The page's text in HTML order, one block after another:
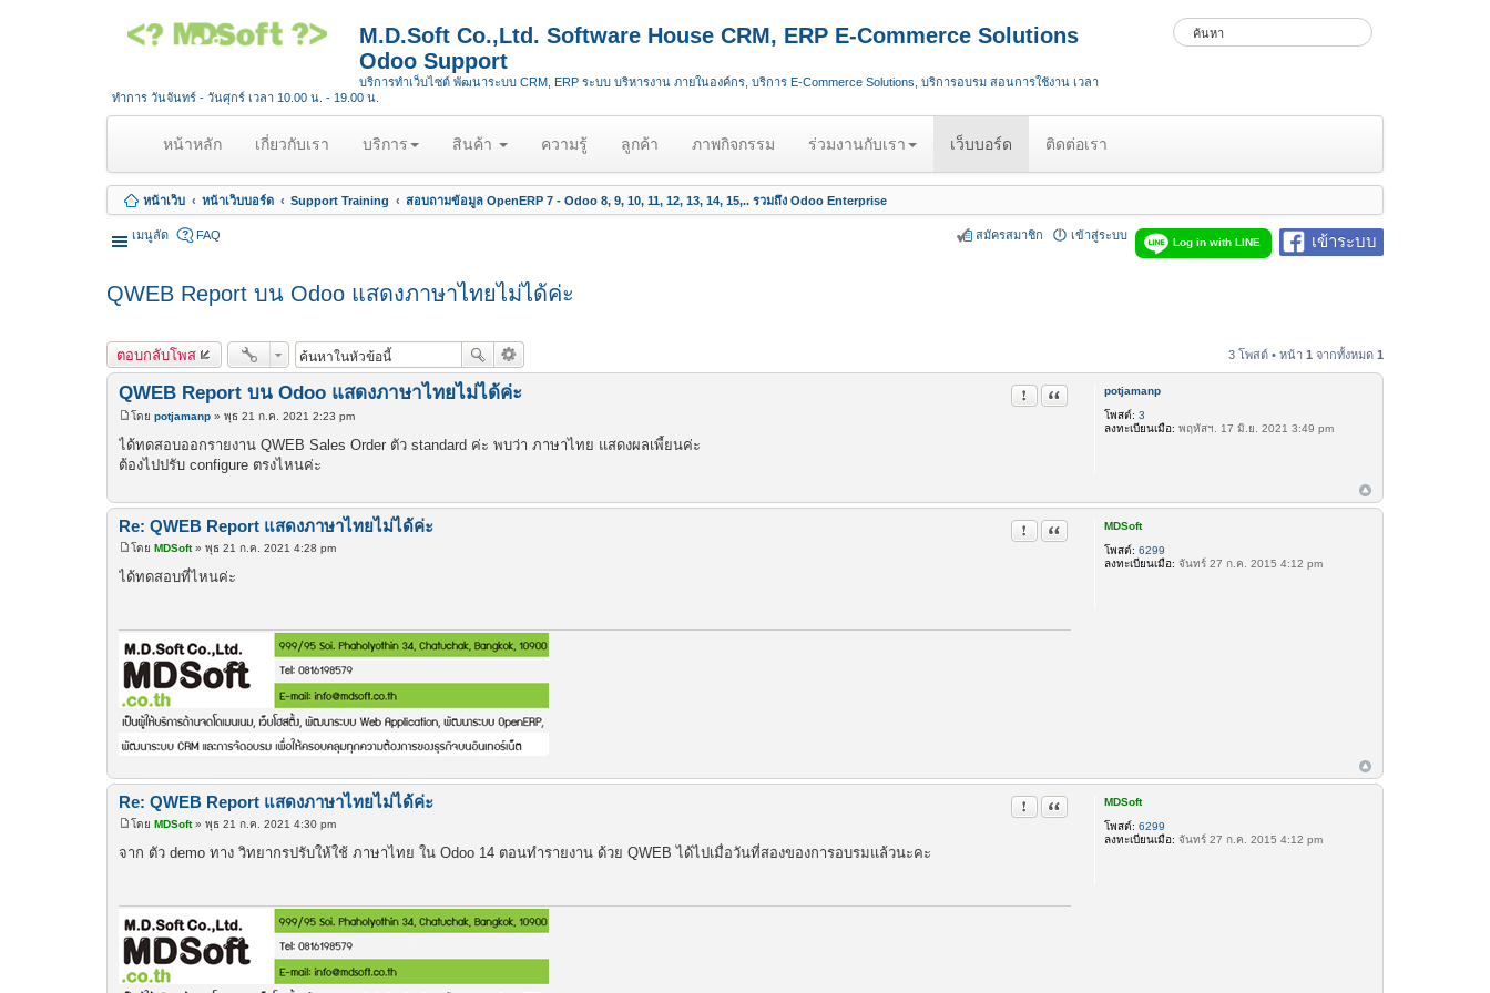
M.D.Soft Co.,Ltd. Software House CRM, ERP E-Commerce Solutions
Odoo Support
บริการทำเว็บไซต์ พัฒนาระบบ CRM, ERP ระบบ บริหารงาน ภายในองค์กร, บริการ E-Commerce Solutions, บริการอบรม สอนการใช้งาน เวลา
ทำการ วันจันทร์ - วันศุกร์ เวลา 10.00 น. - 19.00 น.
หน้าหลัก(
u
r
t
เกี่ยวกับเรา บริการ สินค้า ความรู้ ลูกค้า ภาพกิจกรรม ร่วมงานกับเรา เว็บบอร์ด ติดต่อเรา
หน้าเว็บ หน้าเว็บบอร์ด Support Training สอบถามข้อมูล OpenERP 7 - Odoo 8, 9, 10, 11, 12, 13, 14, 15,.. รวมถึง Odoo Enterprise
เมนูลัด เข้าระบบ
Log in with LINE
FAQ เข้าสู่ระบบ
สมัครสมาชิก
QWEB Report บน Odoo แสดงภาษาไทยไม่ได้ค่ะ
ตอบกลับโพส 3 โพสต์ • หน้า 1 จากทั้งหมด 1
potjamanp
โพสต์: 3
ลงทะเบียนเมื่อ: พฤหัสฯ. 17 มิ.ย. 2021 3:49 pm
QWEB Report บน Odoo แสดงภาษาไทยไม่ได้ค่ะ รายงานในข้อความ
อ้างคำพูด
พ
ส
ต์
โดย potjamanp » พุธ 21 ก.ค. 2021 2:23 pm
ได้ทดสอบออกรายงาน QWEB Sales Order ตัว standard ค่ะ พบว่า ภาษาไทย แสดงผลเพี้ยนค่ะ
ต้องไปปรับ configure ตรงไหนค่ะ
MDSoft
โพสต์: 6299
ลงทะเบียนเมื่อ: จันทร์ 27 ก.ค. 2015 4:12 pm
Re: QWEB Report แสดงภาษาไทยไม่ได้ค่ะ รายงานในข้อความ
อ้างคำพูด
พ
ส
โดย MDSoft» พุธ 21 ก.ค. 2021 4:28 pm
ได้ทดสอบที่ไหนค่ะ
MDSoft
โพสต์: 6299
ลงทะเบียนเมื่อ: จันทร์ 27 ก.ค. 2015 4:12 pm
Re: QWEB Report แสดงภาษาไทยไม่ได้ค่ะ รายงานในข้อความ
อ้างคำพูด
พ
ส
โดย MDSoft» พุธ 21 ก.ค. 2021 4:30 pm
จาก ตัว demo ทาง วิทยากรปรับให้ใช้ ภาษาไทย ใน Odoo 14 ตอนทำรายงาน ด้วย QWEB ได้ไปเมื่อวันที่สองของการอบรมแล้วนะคะ